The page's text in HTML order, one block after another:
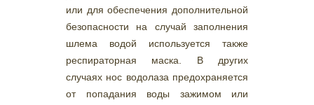
или для обеспечения дополнительной
безопасности на случай заполнения
шлема водой используется также
респираторная маска. В других
случаях нос водолаза предохраняется
от попадания воды зажимом или